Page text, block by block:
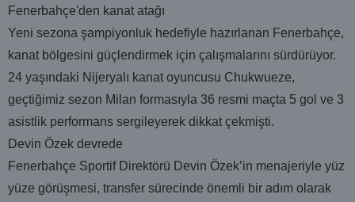
Fenerbahçe'den kanat atağı
Yeni sezona şampiyonluk hedefiyle hazırlanan Fenerbahçe,
kanat bölgesini güçlendirmek için çalışmalarını sürdürüyor.
24 yaşındaki Nijeryalı kanat oyuncusu Chukwueze,
geçtiğimiz sezon Milan formasıyla 36 resmi maçta 5 gol ve 3
asistlik performans sergileyerek dikkat çekmişti.
Devin Özek devrede
Fenerbahçe Sportif Direktörü Devin Özek’in menajeriyle yüz
yüze görüşmesi, transfer sürecinde önemli bir adım olarak